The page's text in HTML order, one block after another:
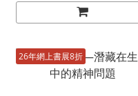
26年網上書展8折